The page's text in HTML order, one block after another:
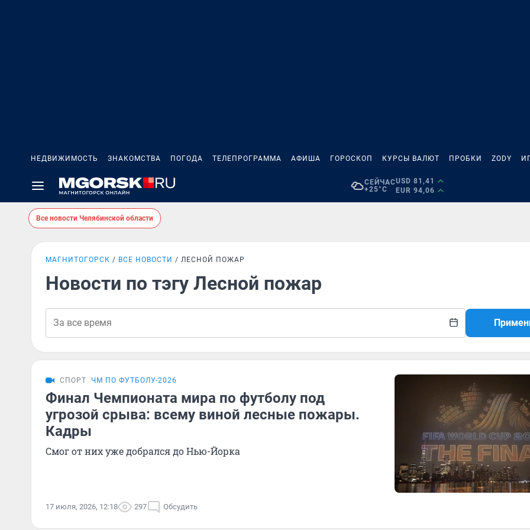
НЕДВИЖИМОСТЬ ЗНАКОМСТВА ПОГОДА ТЕЛЕПРОГРАММА АФИША ГОРОСКОП КУРСЫ ВАЛЮТ ПРОБКИ ZODY
СЕЙЧАС
+25°C
USD 81,41
EUR 94,06
Все новости Челябинской области
МАГНИТОГОРСК ВСЕ НОВОСТИ ЛЕСНОЙ ПОЖАР
Новости по тэгу Лесной пожар
СПОРТ ЧМ ПО ФУТБОЛУ-2026
Финал Чемпионата мира по футболу под
угрозой срыва: всему виной лесные пожары.
Кадры
Смог от них уже добрался до Нью-Йорка
17 июля, 2026, 12:18 297 Обсудить